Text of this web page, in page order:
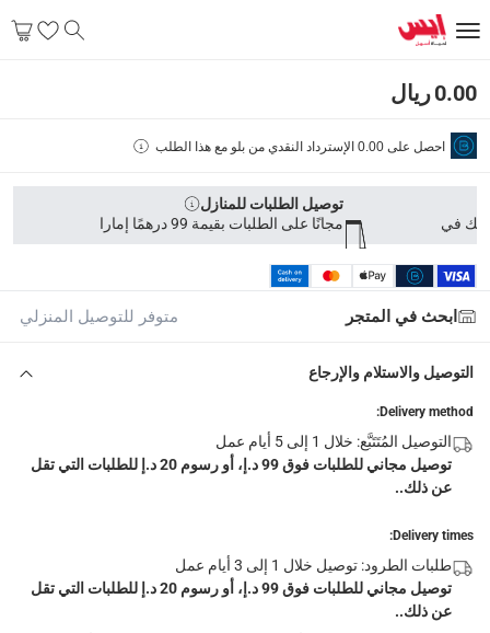
delivery method
طلبات الطرود: توصيل خلال 1 إلى 3 أيام عمل
توصيل المنتجات الكبيرة أو التي تحتاج تركيب: خلال 2 إلى 4 أيام عمل
توصيل المنتجات مباشرة من المورّد: خلال 2 إلى 4 أيام عمل
collection
returns
إرجاع مجاني لمنتجات محددة خلال 30 يوم من عملية الشراء
0.00 ريال
احصل على 0.00 الإسترداد النقدي من بلو مع هذا الطلب
توصيل الطلبات للمنازل
مجانًا على الطلبات بقيمة 99 درهمًا إمارا
ابحث في المتجر متوفر للتوصيل المنزلي
التوصيل والاستلام والإرجاع
Delivery method:
التوصيل المُتَتَبَّع: خلال 1 إلى 5 أيام عمل
توصيل مجاني للطلبات فوق 99 د.إ، أو رسوم 20 د.إ للطلبات التي تقل
عن ذلك..
Delivery times:
طلبات الطرود: توصيل خلال 1 إلى 3 أيام عمل
توصيل مجاني للطلبات فوق 99 د.إ، أو رسوم 20 د.إ للطلبات التي تقل
عن ذلك..